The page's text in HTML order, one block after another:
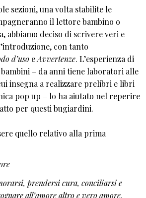
sezioni, una volta stabilite le
il lettore bambino o
abbiamo deciso di scrivere veri e
con tanto
d’uso eAvvertenze. L’esperienza di
– da anni tiene laboratori alle
insegna a realizzare prelibri e libri
pop up – lo ha aiutato nel reperire
per questi bugiardini.
quello relativo alla prima
prendersi cura, conciliarsi e
all’amore altro e vero amore.